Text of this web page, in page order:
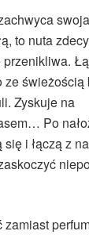
swoja
to nuta
świeżością
Zyskuje na
Po
i łączą z